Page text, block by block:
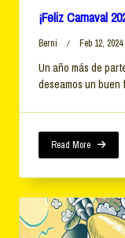
¡Feliz Carnaval
Berni Feb 12, 2024
Un año más de
deseamos un buen
Read More